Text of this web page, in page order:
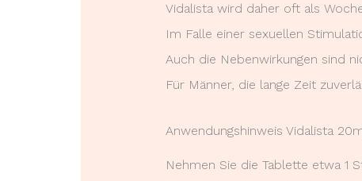
Vidalista wird daher oft als
Im Falle einer sexuellen
Auch die Nebenwirkungen sind
Für Männer, die lange Zeit
Anwendungshinweis Vidalista
Nehmen Sie die Tablette etwa 1